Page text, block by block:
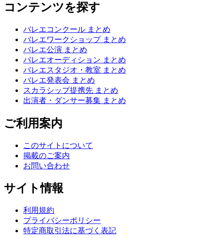
コンテンツを探す
バレエコンクール まとめ
バレエワークショップ まとめ
バレエ公演 まとめ
バレエオーディション まとめ
バレエスタジオ・教室 まとめ
バレエ発表会 まとめ
スカラシップ提携先 まとめ
出演者・ダンサー募集 まとめ
ご利用案内
このサイトについて
掲載のご案内
お問い合わせ
サイト情報
利用規約
プライバシーポリシー
特定商取引法に基づく表記